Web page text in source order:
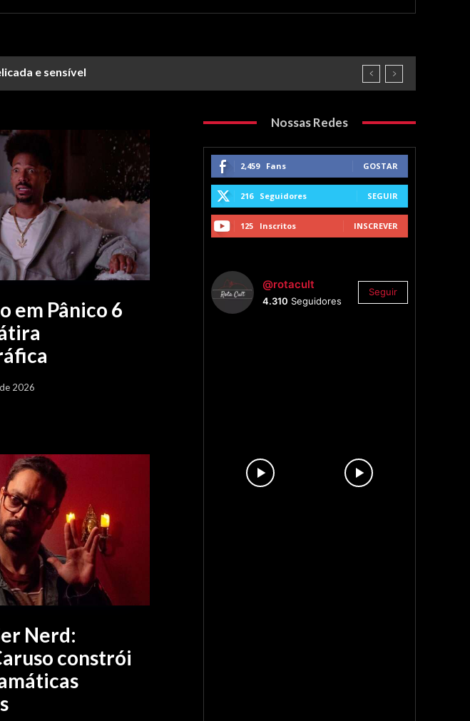
e sensível
em Pânico 6
2026
Nerd:
constrói
Nossas Redes
2,459 Fans GOSTAR
216 Seguidores SEGUIR
125 Inscritos INSCREVER
@rotacult
4.310 Seguidores
Seguir